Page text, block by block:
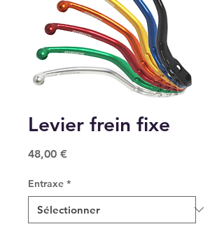
Levier frein fixe
48,00 €
Entraxe *